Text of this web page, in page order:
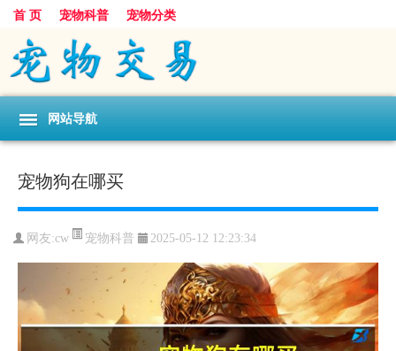
首 页 宠物科普 宠物分类
网站导航
宠物狗在哪买
网友:cw 宠物科普 2025-05-12 12:23:34